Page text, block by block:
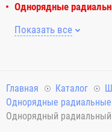
Однорядные
Показать все
Главная Каталог
Однорядные
Однорядный